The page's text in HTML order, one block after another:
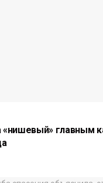
«нишевый» главным